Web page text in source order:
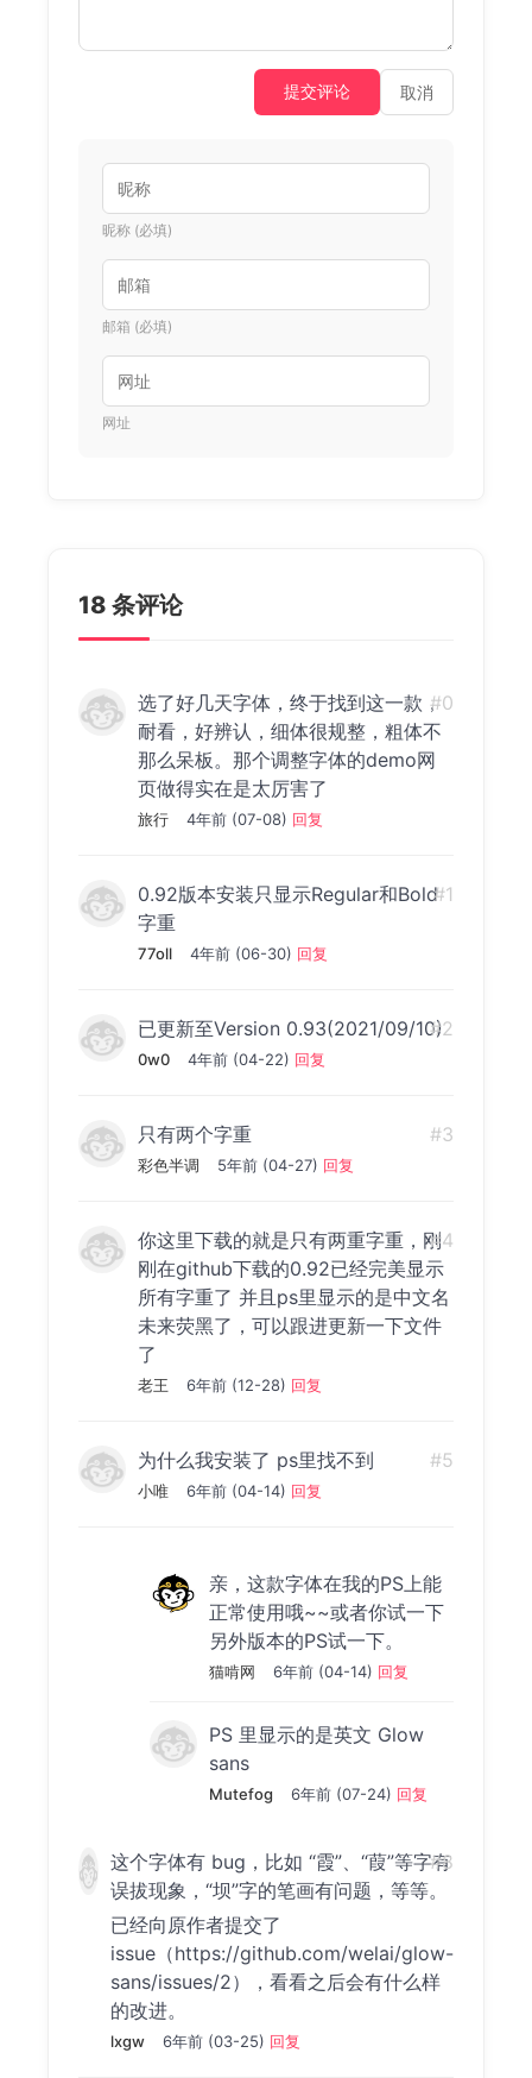
提交评论 取消
昵称 (必填)
邮箱 (必填)
网址
18 条评论
选了好几天字体，终于找到这一款，
耐看，好辨认，细体很规整，粗体不
那么呆板。那个调整字体的demo网
页做得实在是太厉害了
旅行 4年前 (07-08) 回复
#0
0.92版本安装只显示Regular和Bold
字重
77oll 4年前 (06-30) 回复
#1
已更新至Version 0.93(2021/09/10)
0w0 4年前 (04-22) 回复
#2
只有两个字重
彩色半调 5年前 (04-27) 回复
#3
你这里下载的就是只有两重字重，刚
刚在github下载的0.92已经完美显示
所有字重了 并且ps里显示的是中文名
未来荧黑了，可以跟进更新一下文件
了
老王 6年前 (12-28) 回复
#4
为什么我安装了 ps里找不到
小唯 6年前 (04-14) 回复
#5
亲，这款字体在我的PS上能
正常使用哦~~或者你试一下
另外版本的PS试一下。
猫啃网 6年前 (04-14) 回复
PS 里显示的是英文 Glow
sans
Mutefog 6年前 (07-24) 回复
这个字体有 bug，比如 “霞”、“葭”等字有
误拔现象，“坝”字的笔画有问题，等等。
已经向原作者提交了
issue（https://github.com/welai/glow-
sans/issues/2），看看之后会有什么样
的改进。
lxgw 6年前 (03-25) 回复
#8